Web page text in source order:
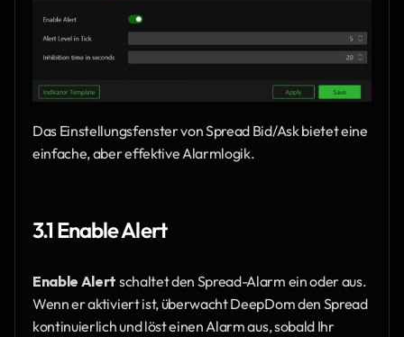
Das Einstellungsfenster von Spread Bid/Ask bietet eine
einfache, aber effektive Alarmlogik.
3.1 Enable Alert
Enable Alert schaltet den Spread-Alarm ein oder aus.
Wenn er aktiviert ist, überwacht DeepDom den Spread
kontinuierlich und löst einen Alarm aus, sobald Ihr